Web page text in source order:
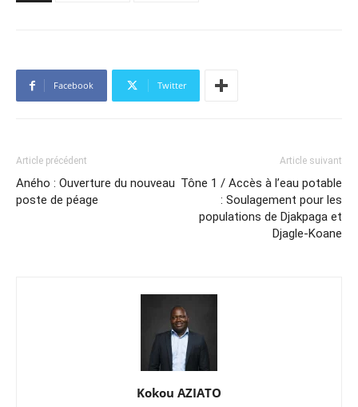
Facebook Twitter
Article précédent
Aného : Ouverture du nouveau
poste de péage
Article suivant
Tône 1 / Accès à l’eau potable
: Soulagement pour les
populations de Djakpaga et
Djagle-Koane
Kokou AZIATO